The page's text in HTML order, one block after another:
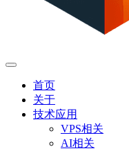
首页
关于
技术应用
VPS相关
AI相关